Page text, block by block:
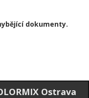
dokumenty.
Ostrava